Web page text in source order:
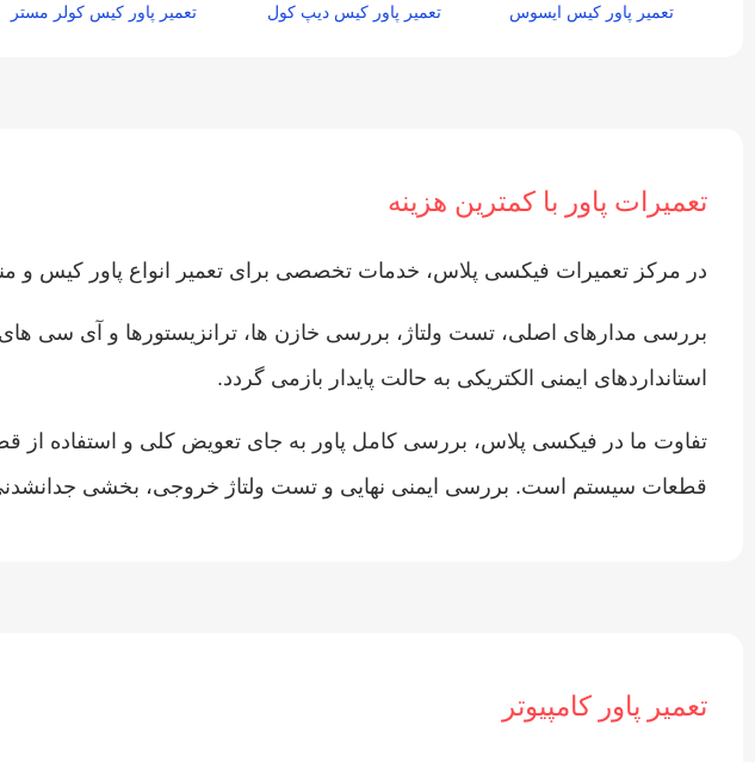
تعمیر پاور کیس ایسوس تعمیر پاور کیس دیپ کول تعمیر پاور کیس کولر مستر
تعمیرات پاور با کمترین هزینه
در مرکز تعمیرات فیکسی پلاس، خدمات تخصصی برای تعمیر انواع پاور کیس و
بررسی مدارهای اصلی، تست ولتاژ، بررسی خازن‌ ها، ترانزیستورها و آی‌ سی‌
استانداردهای ایمنی الکتریکی به حالت پایدار بازمی‌ گردد.
تفاوت ما در فیکسی پلاس، بررسی کامل پاور به جای تعویض کلی و استفاده از
قطعات سیستم است. بررسی ایمنی نهایی و تست ولتاژ خروجی، بخشی
تعمیر پاور کامپیوتر